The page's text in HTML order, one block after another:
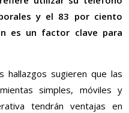
y el 83 por ciento
es un factor clave para
hallazgos sugieren que las
simples, móviles y
tendrán ventajas en